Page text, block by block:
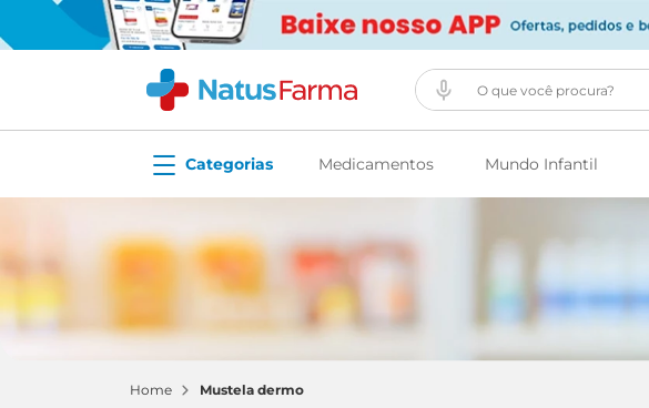
O que você procura?
Medicamentos Mundo Infantil
mustela dermo